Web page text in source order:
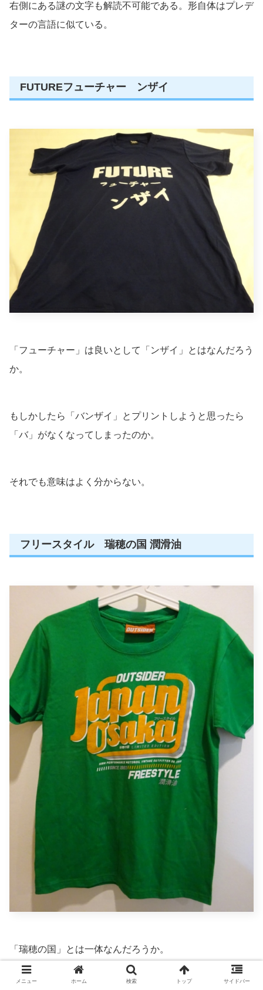
右側にある謎の文字も解読不可能である。形自体はプレデ
ターの言語に似ている。
FUTUREフューチャー ンザイ
「フューチャー」は良いとして「ンザイ」とはなんだろう
か。
もしかしたら「バンザイ」とプリントしようと思ったら
「バ」がなくなってしまったのか。
それでも意味はよく分からない。
フリースタイル 瑞穂の国 潤滑油
「瑞穂の国」とは一体なんだろうか。
メニュー ホーム 検索 トップ サイドバー